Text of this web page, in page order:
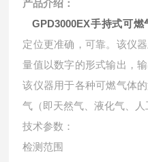
产品介绍：
GPD3000EX手持式可燃
定位更准确，可靠。该仪
量值以数字的形式输出，
该仪器用于各种可燃气体
气（即天然气、液化气、人
技术参数：
检测范围